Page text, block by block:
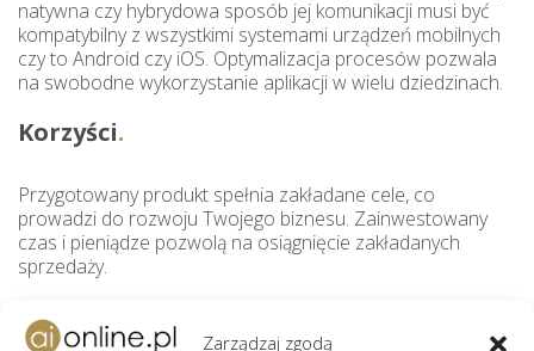
Zarządzaj zgodą
natywna czy hybrydowa sposób jej komunikacji musi być
kompatybilny z wszystkimi systemami urządzeń mobilnych
czy to Android czy iOS. Optymalizacja procesów pozwala
na swobodne wykorzystanie aplikacji w wielu dziedzinach.
Korzyści
Przygotowany produkt spełnia zakładane cele, co
prowadzi do rozwoju Twojego biznesu. Zainwestowany
czas i pieniądze pozwolą na osiągnięcie zakładanych
sprzedaży.
Wsparcie